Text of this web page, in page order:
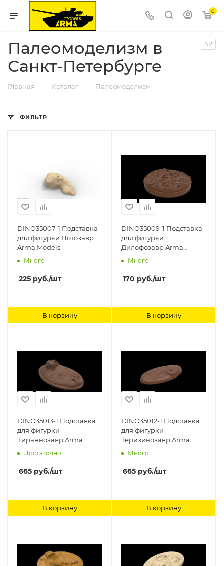
0
Палеомоделизм в
Санкт-Петербурге
42
Главная — Каталог — Палеомоделизм
ФИЛЬТР
DINO35007-1 Подставка
для фигурки Нотозавр
Arma Models
Много
225 руб./шт
В корзину
DINO35009-1 Подставка
для фигурки
Дилофозавр Arma
Models
Много
170 руб./шт
В корзину
DINO35013-1 Подставка
для фигурки
Тираннозавр Arma
Models
Достаточно
665 руб./шт
В корзину
DINO35012-1 Подставка
для фигурки
Теризинозавр Arma
Hobby
Много
665 руб./шт
В корзину